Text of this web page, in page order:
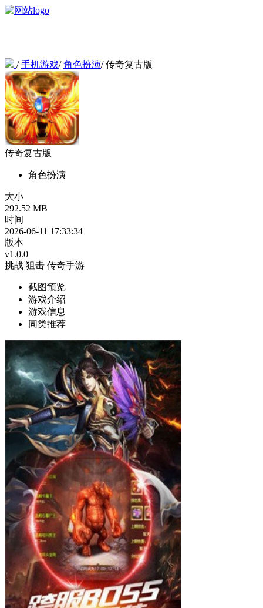
/手机游戏/角色扮演/传奇复古版
传奇复古版
角色扮演
大小
292.52 MB
时间
2026-06-11 17:33:34
版本
v1.0.0
挑战 狙击 传奇手游
截图预览
游戏介绍
游戏信息
同类推荐